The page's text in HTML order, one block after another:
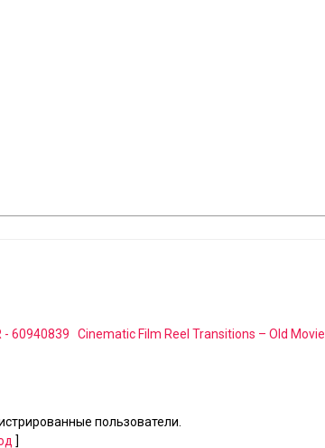
- 60940839
Cinematic Film Reel Transitions – Old Movie
пользователи.
]